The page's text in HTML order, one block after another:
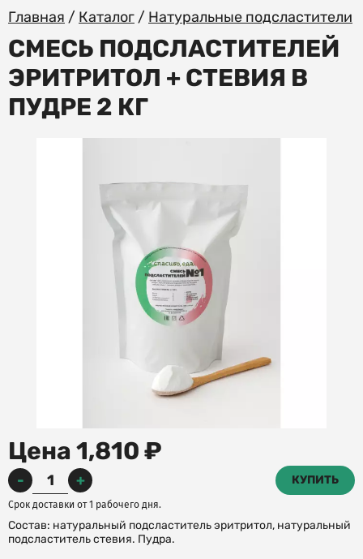
Главная / Каталог / Натуральные подсластители
СМЕСЬ ПОДСЛАСТИТЕЛЕЙ
ЭРИТРИТОЛ + СТЕВИЯ В
ПУДРЕ 2 КГ
Состав: натуральный подсластитель эритритол, натуральный
подсластитель стевия. Пудра.
Цена 1,810 ₽
- + КУПИТЬ
Срок доставки от 1 рабочего дня.